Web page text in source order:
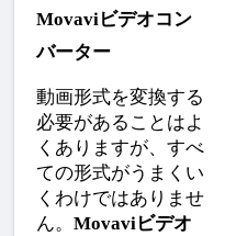
Movaviビデオコン
バーター
動画形式を変換する
必要があることはよ
くありますが、すべ
ての形式がうまくい
くわけではありませ
ん。 Movaviビデオ